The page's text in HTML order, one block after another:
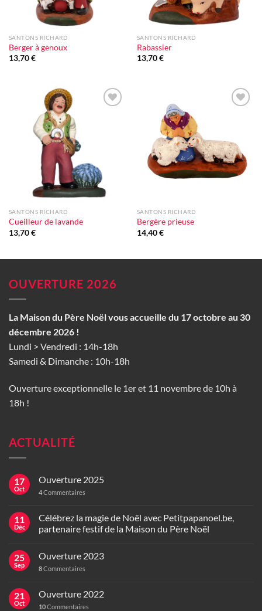
SANTONS RICHARD
Berger à genoux
13,70€
SANTONS RICHARD
Rabassier
13,70€
SANTONS RICHARD
Cueilleur de lavande
13,70€
SANTONS RICHARD
Bergère prieuse
14,40€
OUVERTURE 2026
La Maison du Père Noël vous accueille du 17 octobre au 30
décembre 2026 !
Lundi > Vendredi : 14h-18h
Samedi & Dimanche : 10h-18h
Ouverture exceptionnelle le 1er et 11 novembre de 10h à
18h !
ACTUALITÉ
17
Oct
Ouverture 2025
4Commentaires
11
Déc
Célébrez la magie de Noël avec Petitpapanoel.be,
partenaire festif de la Maison du Père Noël
25
Sep
Ouverture 2023
8Commentaires
21
Oct
Ouverture 2022
10Commentaires